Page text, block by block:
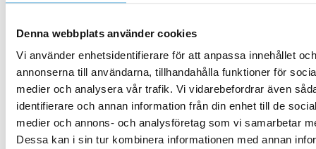
Denna webbplats använder cookies
Vi använder enhetsidentifierare för att anpassa innehållet och
annonserna till användarna, tillhandahålla funktioner för
medier och analysera vår trafik. Vi vidarebefordrar även
identifierare och annan information från din enhet till de
medier och annons- och analysföretag som vi samarbetar
Dessa kan i sin tur kombinera informationen med annan
Relaterade Produkter
SLUT I LAGER SLUT I LAGER
Bad och lek
Armpuffar AquaRapid